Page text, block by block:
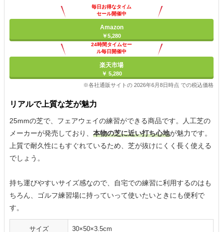
毎日お得なタイム
セール開催中
Amazon
￥5,280
24時間タイムセー
ル毎日開催中
楽天市場
￥ 5,280
※各社通販サイトの 2026年6月8日時点 での税込価格
リアルで上質な芝が魅力
25mmの芝で、フェアウェイの練習ができる商品です。人工芝の
メーカーが発売しており、 本物の芝に近い打ち心地が魅力です。
上質で耐久性にもすぐれているため、芝が抜けにくく長く使える
でしょう。
持ち運びやすいサイズ感なので、自宅での練習に利用するのはも
ちろん、ゴルフ練習場に持っていって使いたいときにも便利で
す。
サイズ 30×50×3.5cm